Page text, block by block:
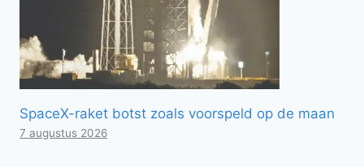
SpaceX-raket botst zoals voorspeld op de maan
7 augustus 2026